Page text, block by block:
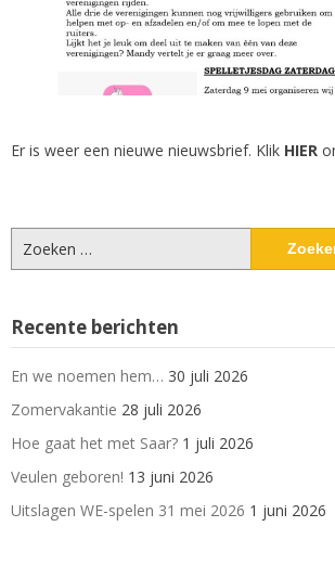
Er is weer een nieuwe nieuwsbrief. Klik HIER
Zoeken
naar:
Recente berichten
En we noemen hem… 30 juli 2026
Zomervakantie 28 juli 2026
Hoe gaat het met Saar? 1 juli 2026
Veulen geboren! 13 juni 2026
Uitslagen WE-spelen 31 mei 2026 1 juni 2026